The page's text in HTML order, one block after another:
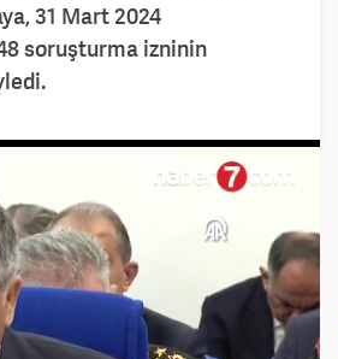
31 Mart 2024
soruşturma izninin